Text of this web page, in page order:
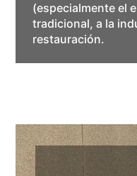
(especialmente el
tradicional, a la
restauración.